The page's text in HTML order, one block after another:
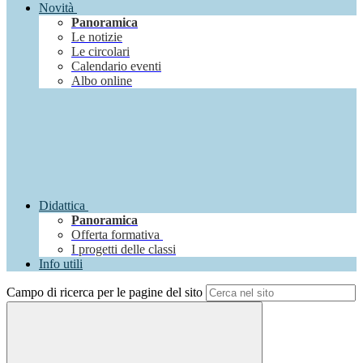
Novità
Panoramica
Le notizie
Le circolari
Calendario eventi
Albo online
Didattica
Panoramica
Offerta formativa
I progetti delle classi
Info utili
Campo di ricerca per le pagine del sito